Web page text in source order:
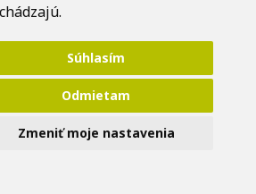
Súhlasím
Odmietam
Zmeniť moje nastavenia
údajov.
/